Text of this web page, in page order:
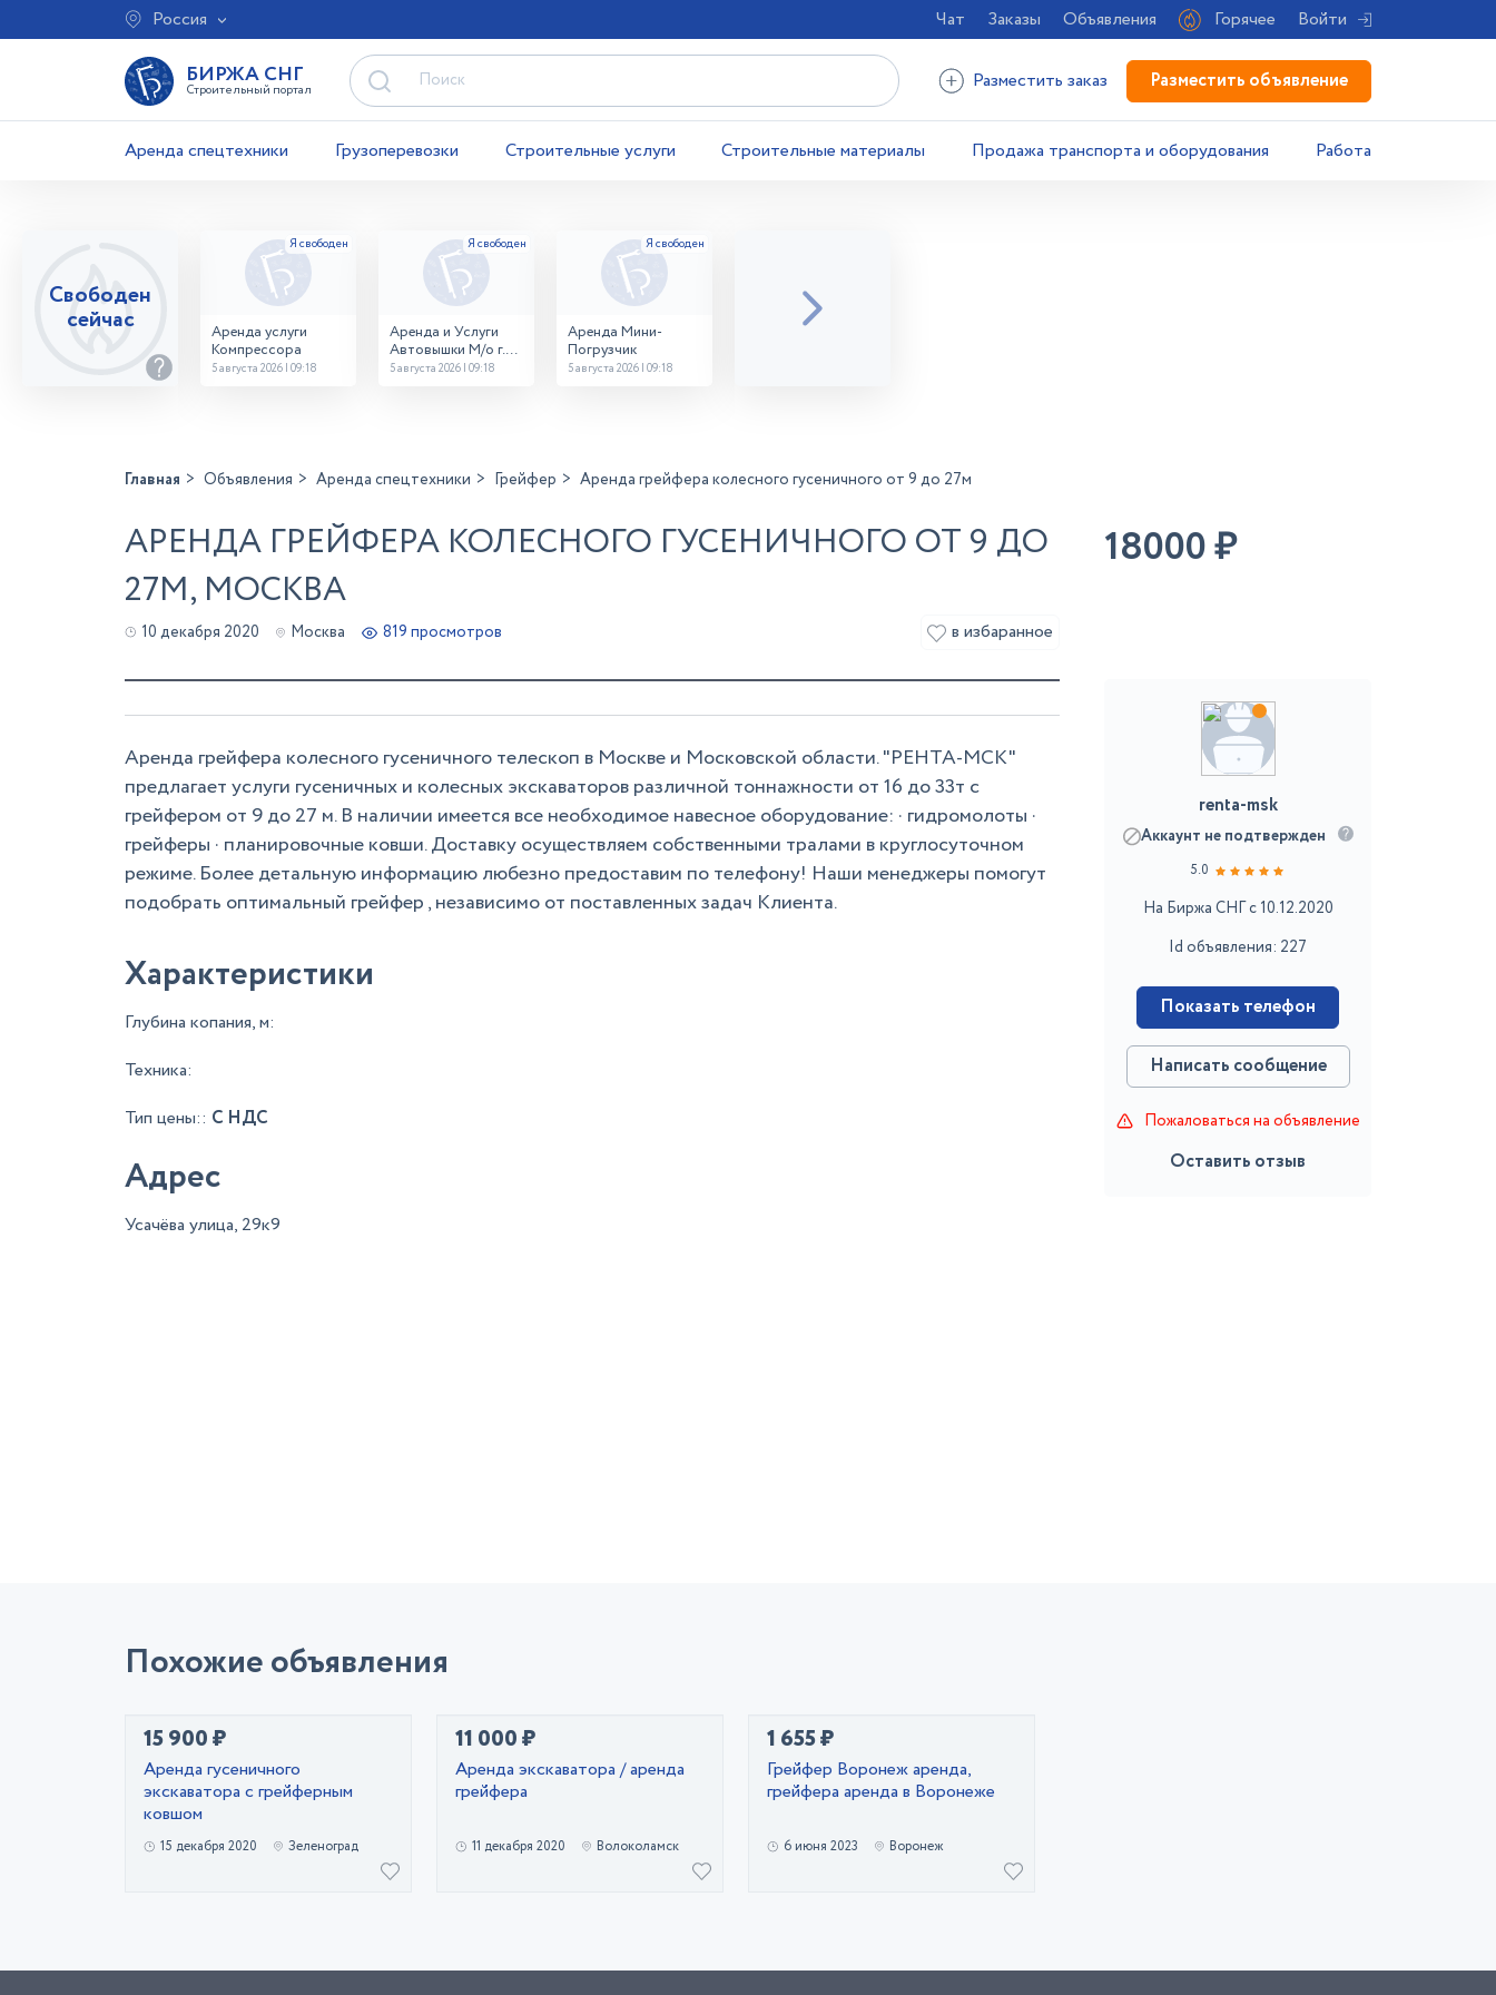
Россия Чат Заказы Объявления Горячее Войти
БИРЖА СНГ
Строительный портал Разместить заказ Разместить объявление
Аренда спецтехники Грузоперевозки Строительные услуги Строительные материалы Продажа транспорта и оборудования Работа
Свободен
сейчас
Аренда услуги
Компрессора
5 августа 2026 | 09:18
Аренда и Услуги
Автовышки М/о г.
Домодедово
5 августа 2026 | 09:18
Аренда Мини-
Погрузчик
5 августа 2026 | 09:18
Главная Объявления Аренда спецтехники Грейфер Аренда грейфера колесного гусеничного от 9 до 27м
АРЕНДА ГРЕЙФЕРА КОЛЕСНОГО ГУСЕНИЧНОГО ОТ 9 ДО
27М, МОСКВА
10 декабря 2020 Москва 819 просмотров в избаранное
18000₽
Аренда грейфера колесного гусеничного телескоп в Москве и Московской области. "РЕНТА-МСК"
предлагает услуги гусеничных и колесных экскаваторов различной тоннажности от 16 до 33т с
грейфером от 9 до 27 м. В наличии имеется все необходимое навесное оборудование: · гидромолоты ·
грейферы · планировочные ковши. Доставку осуществляем собственными тралами в круглосуточном
режиме. Более детальную информацию любезно предоставим по телефону! Наши менеджеры помогут
подобрать оптимальный грейфер , независимо от поставленных задач Клиента.
Характеристики
Глубина копания, м:
Техника:
Тип цены:: С НДС
Адрес
Усачёва улица, 29к9
renta-msk
Аккаунт не подтвержден
5.0
На Биржа СНГ с 10.12.2020
Id объявления: 227
Показать телефон
Написать сообщение
Пожаловаться на объявление
Оставить отзыв
Похожие объявления
15 900 ₽
Аренда гусеничного
экскаватора с грейферным
ковшом
15 декабря 2020 Зеленоград
11 000 ₽
Аренда экскаватора / аренда
грейфера
11 декабря 2020 Волоколамск
1 655 ₽
Грейфер Воронеж аренда,
грейфера аренда в Воронеже
6 июня 2023 Воронеж